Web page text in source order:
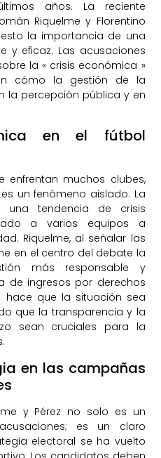
años. La reciente
Riquelme y Florentino
la importancia de una
y eficaz. Las acusaciones
la « crisis económica »
cómo la gestión de la
la percepción pública y en
en el fútbol
enfrentan muchos clubes,
un fenómeno aislado. La
una tendencia de crisis
a varios equipos a
Riquelme, al señalar las
en el centro del debate la
más responsable y
de ingresos por derechos
hace que la situación sea
que la transparencia y la
sean cruciales para la
en las campañas
y Pérez no solo es un
es un claro
electoral se ha vuelto